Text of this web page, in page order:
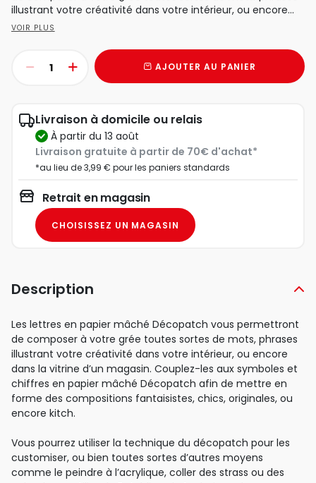
illustrant votre créativité dans votre intérieur, ou encore...
VOIR PLUS
AJOUTER AU PANIER
Livraison à domicile ou relais
à partir du 13 août
Livraison gratuite à partir de 70€ d'achat*
*au lieu de 3,99 € pour les paniers standards
Retrait en magasin
CHOISISSEZ UN MAGASIN
Description
Les lettres en papier mâché Décopatch vous permettront
de composer à votre grée toutes sortes de mots, phrases
illustrant votre créativité dans votre intérieur, ou encore
dans la vitrine d’un magasin. Couplez-les aux symboles et
chiffres en papier mâché Décopatch afin de mettre en
forme des compositions fantaisistes, chics, originales, ou
encore kitch.
Vous pourrez utiliser la technique du décopatch pour les
customiser, ou bien toutes sortes d’autres moyens
comme le peindre à l’acrylique, coller des strass ou des